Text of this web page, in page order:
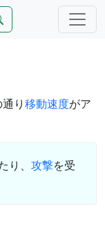
り移動速度がア
り、 攻撃を受